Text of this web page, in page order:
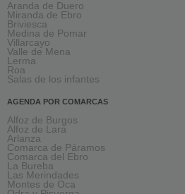
Aranda de Duero
Miranda de Ebro
Briviesca
Medina de Pomar
Villarcayo
Valle de Mena
Lerma
Roa
Salas de los infantes
AGENDA POR COMARCAS
Alfoz de Burgos
Alfoz de Lara
Arlanza
Comarca de Páramos
Comarca del Ebro
La Bureba
Las Merindades
Montes de Oca